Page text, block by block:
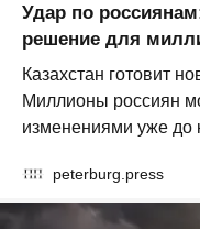
Удар по
решение для
Казахстан готовит
Миллионы россиян
изменениями уже до
peterburg.press